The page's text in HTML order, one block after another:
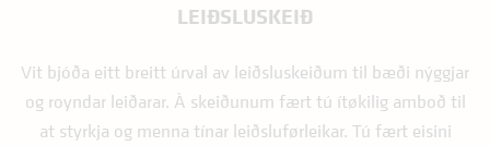
LEIÐSLUSKEIÐ
Vit bjóða eitt breitt úrval av leiðsluskeiðum til bæði nýggjar
og royndar leiðarar. À skeiðunum fært tú ítøkilig amboð til
at styrkja og menna tínar leiðsluførleikar. Tú fært eisini